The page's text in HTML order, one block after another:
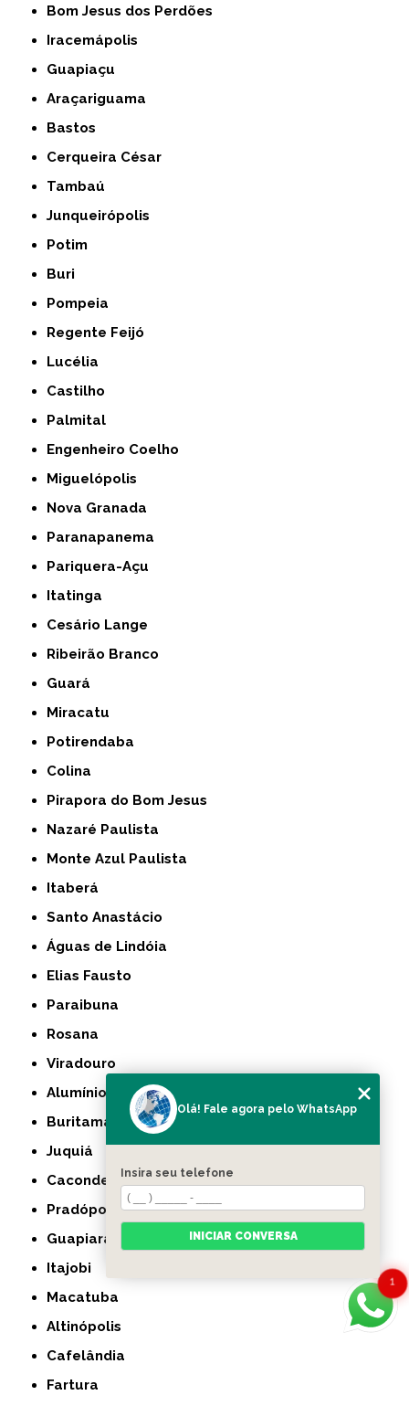
Bom Jesus dos Perdões
Iracemápolis
Guapiaçu
Araçariguama
Bastos
Cerqueira César
Tambaú
Junqueirópolis
Potim
Buri
Pompeia
Regente Feijó
Lucélia
Castilho
Palmital
Engenheiro Coelho
Miguelópolis
Nova Granada
Paranapanema
Pariquera-Açu
Itatinga
Cesário Lange
Ribeirão Branco
Guará
Miracatu
Potirendaba
Colina
Pirapora do Bom Jesus
Nazaré Paulista
Monte Azul Paulista
Itaberá
Santo Anastácio
Águas de Lindóia
Elias Fausto
Paraibuna
Rosana
Viradouro
Alumínio
Buritama
Juquiá
Caconde
Pradópolis
Guapiara
Itajobi
Macatuba
Altinópolis
Cafelândia
Fartura
1
Olá! Fale agora pelo WhatsApp
Insira seu telefone
INICIAR CONVERSA